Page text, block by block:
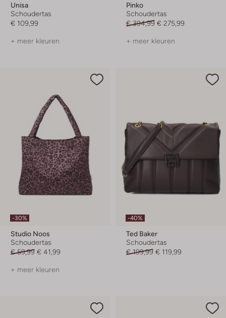
Unisa
Schoudertas
€ 109,99
+ meer kleuren
Pinko
Schoudertas
€ 394,99 € 275,99
+ meer kleuren
-30%
Studio Noos
Schoudertas
€ 59,99 € 41,99
+ meer kleuren
-40%
Ted Baker
Schoudertas
€ 199,99 € 119,99